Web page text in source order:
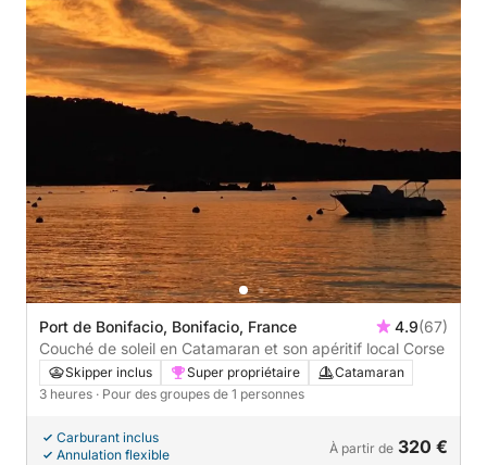
Port de Bonifacio, Bonifacio, France 4.9(67)
Couché de soleil en Catamaran et son apéritif local Corse
Skipper inclus Super propriétaire
Catamaran
3 heures · Pour des groupes de 1 personnes
Carburant inclus
Annulation flexible
À partir de 320 €